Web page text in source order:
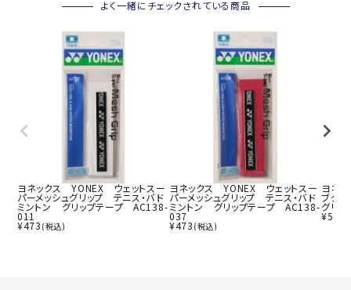
よく一緒にチェックされている商品
ヨネックス YONEX ウェットスー
パーメッシュグリップ テニス・バド
ミントン グリップテープ AC138-
011
¥473 (税込)
ヨネックス YONEX ウェットスー
パーメッシュグリップ テニス・バド
ミントン グリップテープ AC138-
037
¥473 (税込)
ヨネ
ブグ
グリ
¥572